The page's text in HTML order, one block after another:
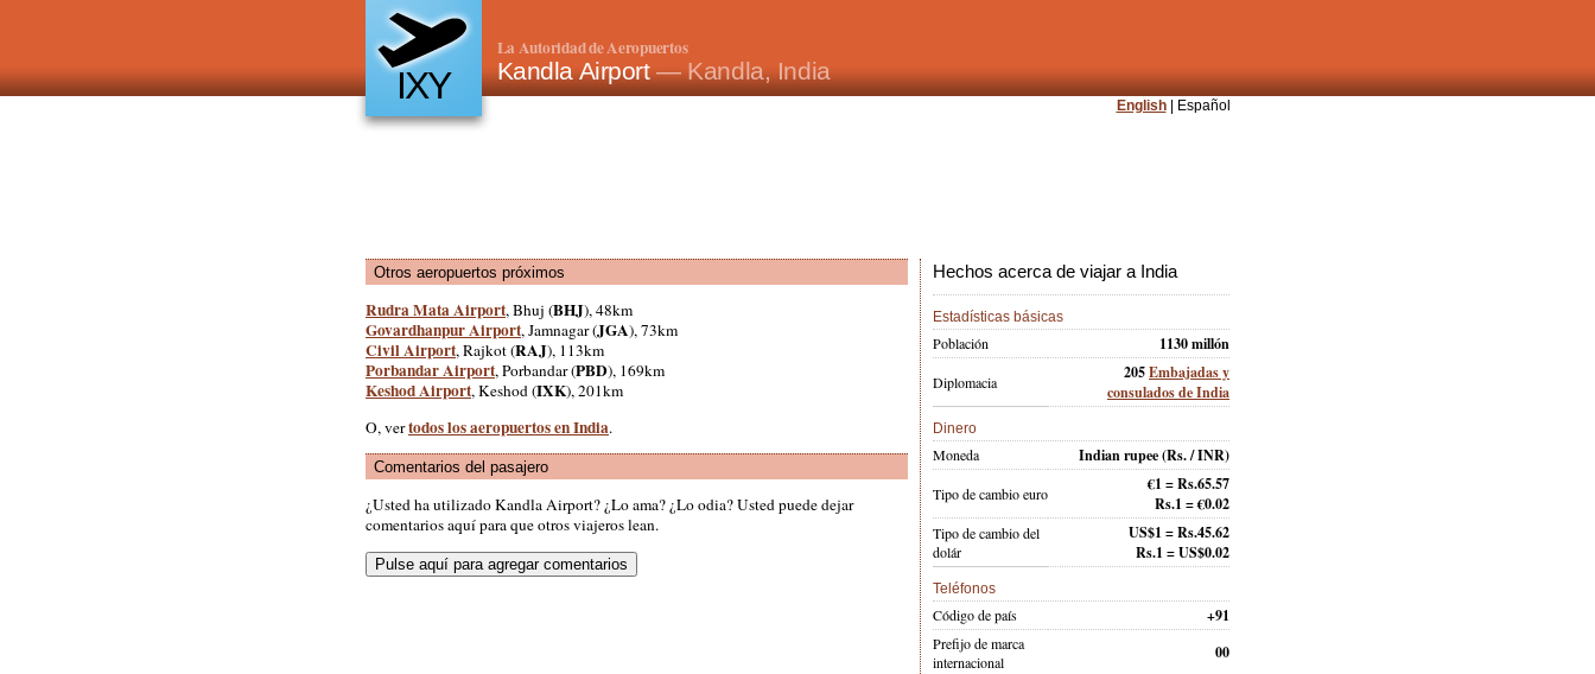
IXY
La Autoridad de Aeropuertos
Kandla Airport— Kandla, India
English| Español
Otros aeropuertos próximos
Rudra Mata Airport, Bhuj (BHJ), 48km
Govardhanpur Airport, Jamnagar (JGA), 73km
Civil Airport, Rajkot (RAJ), 113km
Porbandar Airport, Porbandar (PBD), 169km
Keshod Airport, Keshod (IXK), 201km
O, vertodos los aeropuertos en India.
Comentarios del pasajero
¿Usted ha utilizado Kandla Airport? ¿Lo ama? ¿Lo odia? Usted puede dejar
comentarios aquí para que otros viajeros lean.
Hechos acerca de viajar a India
Estadísticas básicas
Población 1130 millón
Diplomacia 205Embajadas y
consulados de India
Dinero
Moneda Indian rupee(Rs. / INR)
Tipo de cambio euro
€1 = Rs.65.57
Rs.1 = €0.02
Tipo de cambio del
dolár
US$1 = Rs.45.62
Rs.1 = US$0.02
Teléfonos
Código de país +91
Prefijo de marca
internacional
00